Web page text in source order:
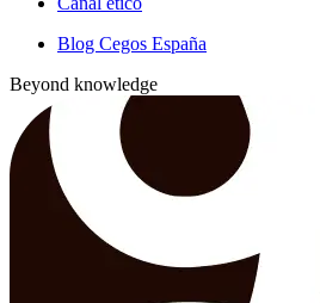
Blog Cegos España
Beyond knowledge